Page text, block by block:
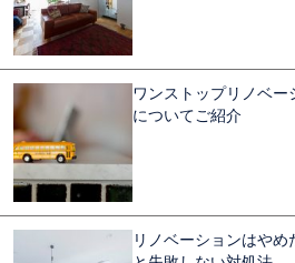
ワンストップリノベ
についてご紹介
リノベーションはやめ